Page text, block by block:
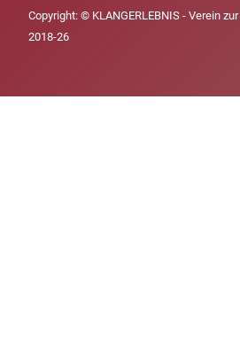
Copyright: © KLANGERLEBNIS - Verein
2018-26